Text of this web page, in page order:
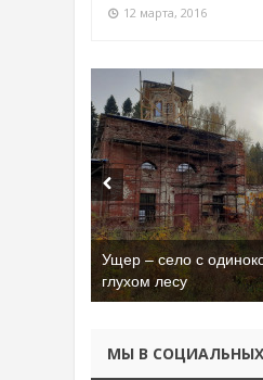
12 марта, 2016
Ущер – село с
глухом лесу
Бывшая танковая
Батора во Владимире
МЫ В СОЦИАЛЬНЫХ